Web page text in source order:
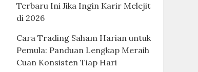
Terbaru Ini Jika Ingin Karir Melejit
di 2026
Cara Trading Saham Harian untuk
Pemula: Panduan Lengkap Meraih
Cuan Konsisten Tiap Hari